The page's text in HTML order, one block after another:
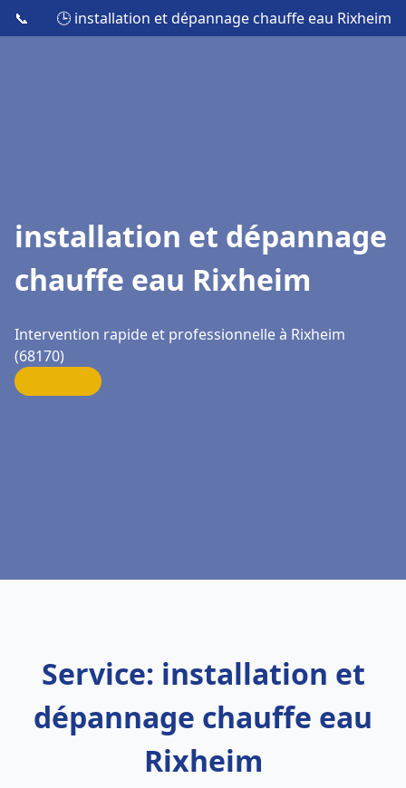
📞 🕒 installation et dépannage chauffe eau Rixheim
installation et dépannage
chauffe eau Rixheim
Intervention rapide et professionnelle à Rixheim
(68170)
Service: installation et
dépannage chauffe eau
Rixheim